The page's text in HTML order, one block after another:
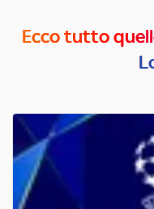
Ecco tutto